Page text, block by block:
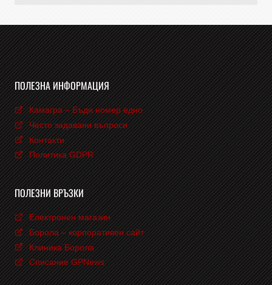
ПОЛЕЗНА ИНФОРМАЦИЯ
Камагра – Бъди номер едно
Често задавани въпроси
Контакти
Политика GDPR
ПОЛЕЗНИ ВРЪЗКИ
Електронен магазин
Борола – корпоративен сайт
Клиника Борола
Списание GPNews